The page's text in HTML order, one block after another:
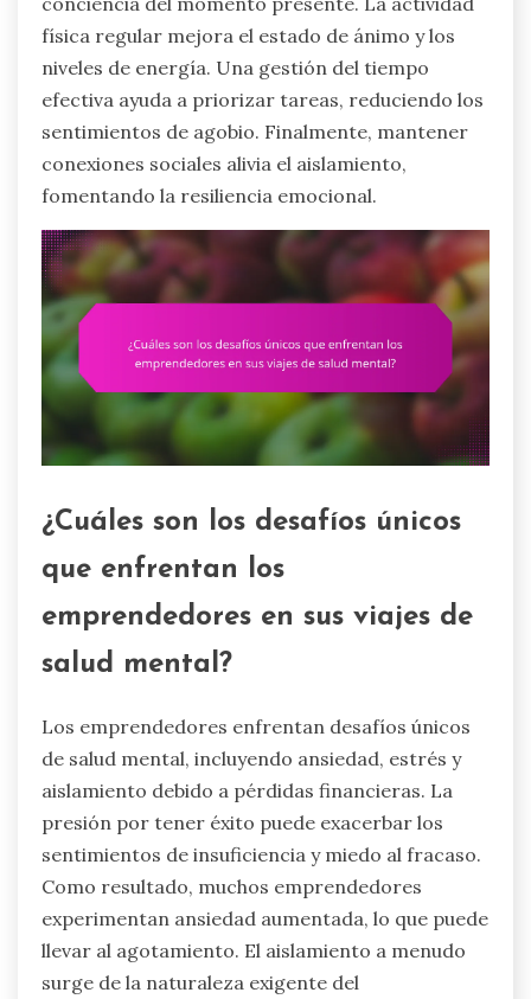
física regular mejora el estado de ánimo y los
niveles de energía. Una gestión del tiempo
efectiva ayuda a priorizar tareas, reduciendo los
sentimientos de agobio. Finalmente, mantener
conexiones sociales alivia el aislamiento,
fomentando la resiliencia emocional.
¿Cuáles son los desafíos únicos
que enfrentan los
emprendedores en sus viajes de
salud mental?
Los emprendedores enfrentan desafíos únicos
de salud mental, incluyendo ansiedad, estrés y
aislamiento debido a pérdidas financieras. La
presión por tener éxito puede exacerbar los
sentimientos de insuficiencia y miedo al fracaso.
Como resultado, muchos emprendedores
experimentan ansiedad aumentada, lo que puede
llevar al agotamiento. El aislamiento a menudo
surge de la naturaleza exigente del